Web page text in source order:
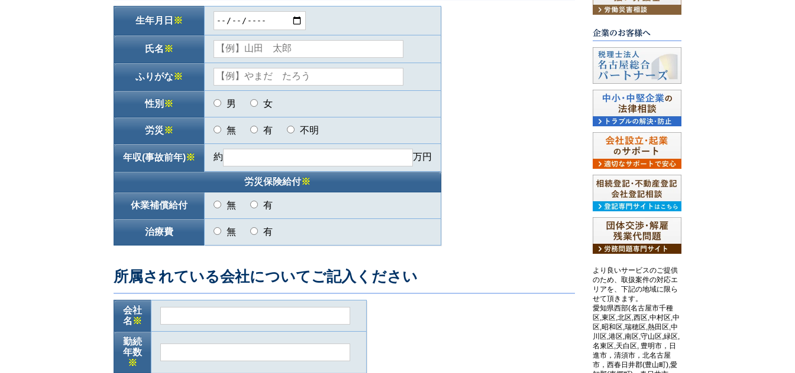
生年月日 ※
氏名 ※
ふりがな※
性別 ※ 男 女
労災 ※ 無 有 不明
年収(事故前年)※ 約 万円
労災保険給付※
休業補償給付 無 有
治療費 無 有
所属されている会社についてご記入ください
会社
名 ※
勤続
年数
※
より良いサービスのご提供
のため、取扱案件の対応エ
リアを、下記の地域に限ら
せて頂きます。
愛知県西部(名古屋市千種
区,東区,北区,西区,中村区,中
区,昭和区,瑞穂区,熱田区,中
川区,港区,南区,守山区,緑区,
名東区,天白区, 豊明市，日
進市，清須市，北名古屋
市，西春日井郡(豊山町),愛